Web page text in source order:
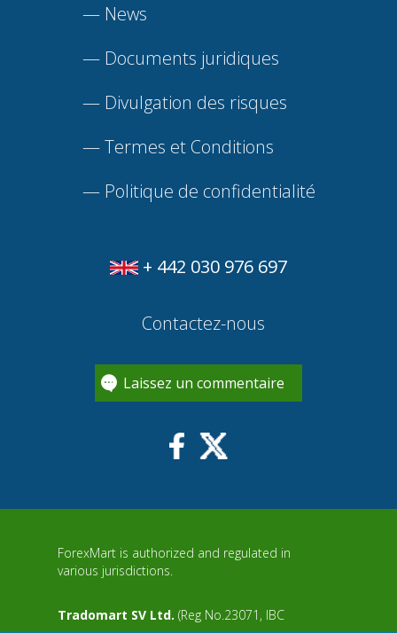
— News
— Documents juridiques
— Divulgation des risques
—Termes et Conditions
— Politique de confidentialité
+ 442 030 976 697
Contactez-nous
Laissez un commentaire
ForexMart is authorized and regulated in
various jurisdictions.
Tradomart SV Ltd. (Reg No.23071, IBC